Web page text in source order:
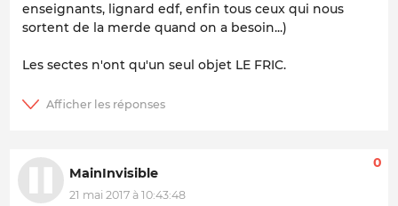
enseignants, lignard edf, enfin tous ceux qui nous
sortent de la merde quand on a besoin...)
Les sectes n'ont qu'un seul objet LE FRIC.
MainInvisible
21 mai 2017 à 10:43:48
0